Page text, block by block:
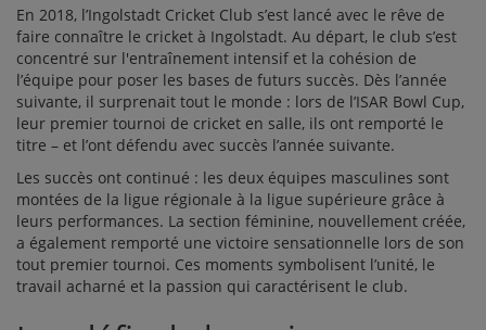
En 2018, l’Ingolstadt Cricket Club s’est lancé avec le rêve de
faire connaître le cricket à Ingolstadt. Au départ, le club s’est
concentré sur l'entraînement intensif et la cohésion de
l’équipe pour poser les bases de futurs succès. Dès l’année
suivante, il surprenait tout le monde : lors de l’ISAR Bowl Cup,
leur premier tournoi de cricket en salle, ils ont remporté le
titre – et l’ont défendu avec succès l’année suivante.
Les succès ont continué : les deux équipes masculines sont
montées de la ligue régionale à la ligue supérieure grâce à
leurs performances. La section féminine, nouvellement créée,
a également remporté une victoire sensationnelle lors de son
tout premier tournoi. Ces moments symbolisent l’unité, le
travail acharné et la passion qui caractérisent le club.